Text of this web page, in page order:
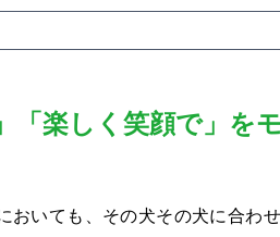
楽しく笑顔で」をモ
おいても、その犬その犬に合わ